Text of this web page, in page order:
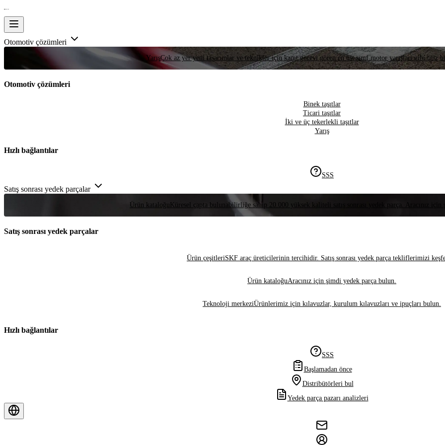
Otomotiv çözümleri
YarışÇok az yer yeni tasarımlar ve teknikler için kanıt görevi gören en üst sınıf motor yarışları gibi titiz
Otomotiv çözümleri
Binek taşıtlar
Ticari taşıtlar
İki ve üç tekerlekli taşıtlar
Yarış
Hızlı bağlantılar
SSS
Satış sonrası yedek parçalar
Ürün kataloğu Küresel çapta bulunabilirliğe sahip 20.000 yüksek kaliteli satış sonrası yedek parça. Aracınız
Satış sonrası yedek parçalar
Ürün çeşitleriSKF araç üreticilerinin tercihidir. Satış sonrası yedek parça tekliflerimizi
Ürün kataloğuAracınız için şimdi yedek parça bulun.
Teknoloji merkeziÜrünlerimiz için kılavuzlar, kurulum kılavuzları ve ipuçları bulun.
Hızlı bağlantılar
SSS
Başlamadan önce
Distribütörleri bul
Yedek parça pazarı analizleri